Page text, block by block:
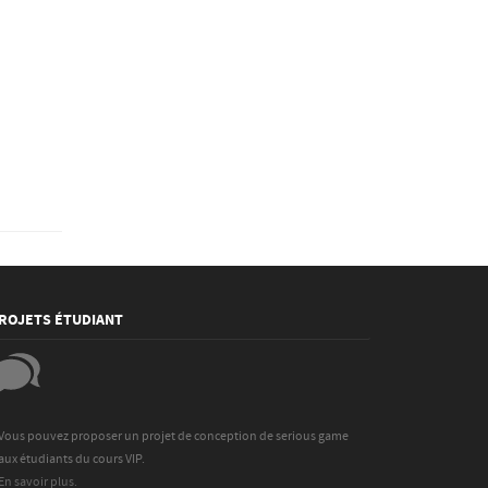
ÉTUDIANT
pouvez proposer un projet de conception de serious game
étudiants du cours VIP.
savoir plus.